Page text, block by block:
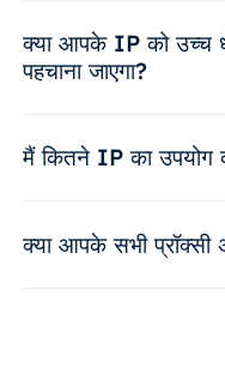
क्या आपके IP को उच्च
पहचाना जाएगा?
मैं कितने IP का उपयोग
क्या आपके सभी प्रॉक्सी